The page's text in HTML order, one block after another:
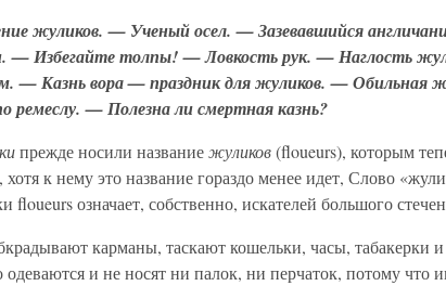
жуликов. — Ученый осел. — Зазевавшийся
— Избегайте толпы! — Ловкость рук. — Наглость
— Казнь вора — праздник для жуликов. — Обильная
ремеслу. — Полезна ли смертная казнь?
прежде носили названиежуликов(floueurs), которым
хотя к нему это название гораздо менее идет, Слово
floueurs означает, собственно, искателей большого
карманы, таскают кошельки, часы, табакерки
одеваются и не носят ни палок, ни перчаток, потому что